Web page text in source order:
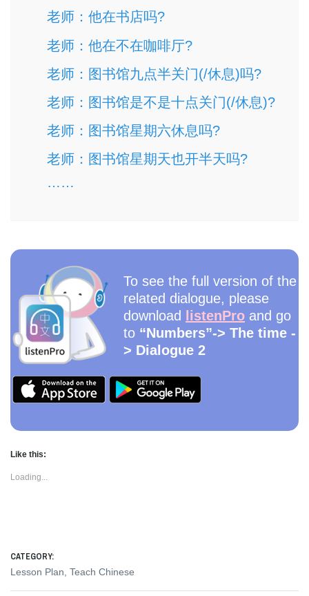
老师：他在书店吗?
老师：他在不在咖啡厅?
老师：图书馆九点半关门(/休息)吗?
老师：图书馆是不是十点关门(/休息)?
老师：图书馆星期六休息吗?
老师：图书馆星期天也开半天吗?
……
To see the full version of the
related dialogue, please
download listenPro and go
to “Numbers”-> The time -
> Dialogue 2
Like this:
Loading...
CATEGORY:
Lesson Plan, Teach Chinese